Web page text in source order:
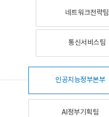
네트워크전략팀
통신서비스팀
인공지능정부본부
AI정부기획팀